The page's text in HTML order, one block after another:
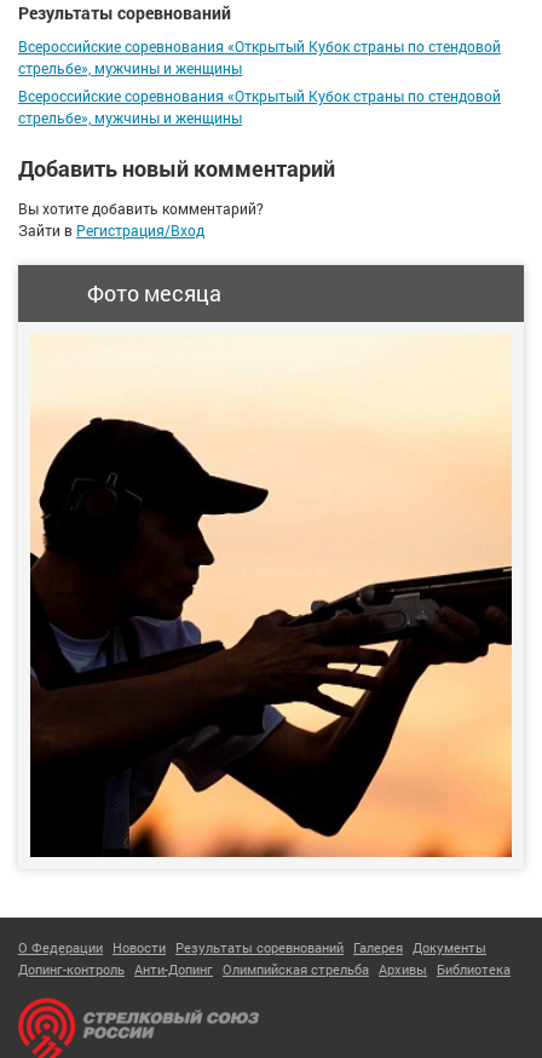
Результаты соревнований
Всероссийские соревнования «Открытый Кубок страны по стендовой
стрельбе», мужчины и женщины
Всероссийские соревнования «Открытый Кубок страны по стендовой
стрельбе», мужчины и женщины
Добавить новый комментарий
Вы хотите добавить комментарий?
Зайти в Регистрация/Вход
Фото месяца
О Федерации Новости Результаты соревнований Галерея Документы
Допинг-контроль Анти-Допинг Олимпийская стрельба Архивы Библиотека